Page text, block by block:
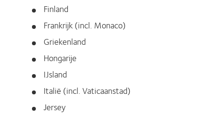
Finland
Frankrijk (incl. Monaco)
Griekenland
Hongarije
IJsland
Italië (incl. Vaticaanstad)
Jersey